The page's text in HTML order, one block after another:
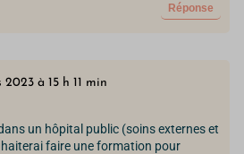
Réponse
à 15 h 11 min
un hôpital public (soins externes et
faire une formation pour